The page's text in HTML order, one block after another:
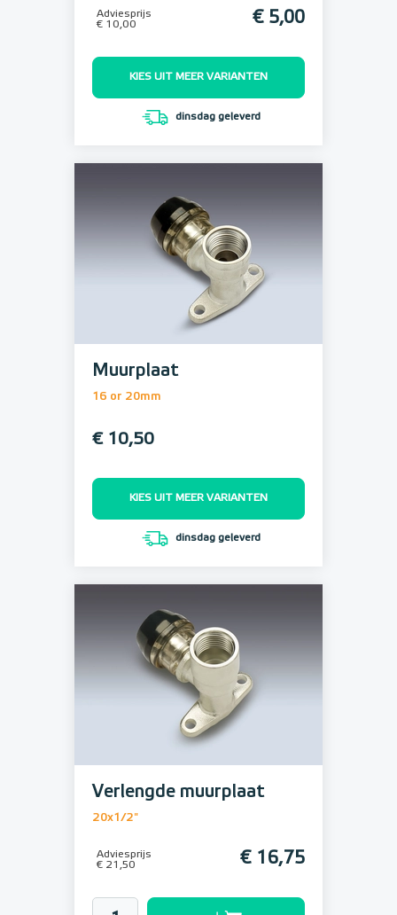
Adviesprijs
€ 10,00
€ 5,00
KIES UIT MEER VARIANTEN
dinsdag geleverd
Muurplaat
16 or 20mm
€ 10,50
KIES UIT MEER VARIANTEN
dinsdag geleverd
Verlengde muurplaat
20x1/2"
Adviesprijs
€ 21,50
€ 16,75